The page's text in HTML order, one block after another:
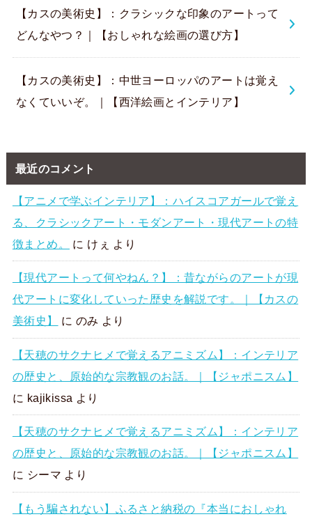
【カスの美術史】：クラシックな印象のアートって
どんなやつ？｜【おしゃれな絵画の選び方】
【カスの美術史】：中世ヨーロッパのアートは覚え
なくていいぞ。｜【西洋絵画とインテリア】
最近のコメント
【アニメで学ぶインテリア】：ハイスコアガールで覚え
る、クラシックアート・モダンアート・現代アートの特
徴まとめ。
に けぇ より
【現代アートって何やねん？】：昔ながらのアートが現
代アートに変化していった歴史を解説です。｜【カスの
美術史】
に のみ より
【天穂のサクナヒメで覚えるアニミズム】：インテリア
の歴史と、原始的な宗教観のお話。｜【ジャポニスム】
に kajikissa より
【天穂のサクナヒメで覚えるアニミズム】：インテリア
の歴史と、原始的な宗教観のお話。｜【ジャポニスム】
に シーマ より
【もう騙されない】ふるさと納税の『本当におしゃれ